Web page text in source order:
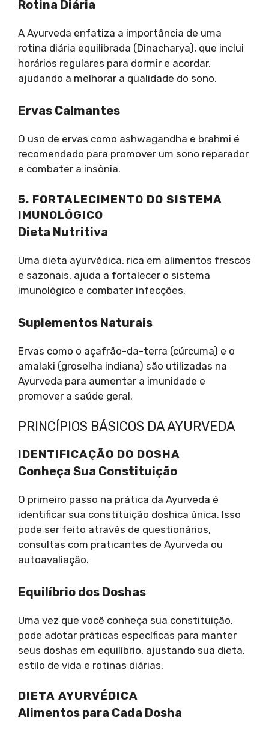
Rotina Diária
A Ayurveda enfatiza a importância de uma
rotina diária equilibrada (Dinacharya), que inclui
horários regulares para dormir e acordar,
ajudando a melhorar a qualidade do sono.
Ervas Calmantes
O uso de ervas como ashwagandha e brahmi é
recomendado para promover um sono reparador
e combater a insônia.
5. FORTALECIMENTO DO SISTEMA
IMUNOLÓGICO
Dieta Nutritiva
Uma dieta ayurvédica, rica em alimentos frescos
e sazonais, ajuda a fortalecer o sistema
imunológico e combater infecções.
Suplementos Naturais
Ervas como o açafrão-da-terra (cúrcuma) e o
amalaki (groselha indiana) são utilizadas na
Ayurveda para aumentar a imunidade e
promover a saúde geral.
PRINCÍPIOS BÁSICOS DA AYURVEDA
IDENTIFICAÇÃO DO DOSHA
Conheça Sua Constituição
O primeiro passo na prática da Ayurveda é
identificar sua constituição doshica única. Isso
pode ser feito através de questionários,
consultas com praticantes de Ayurveda ou
autoavaliação.
Equilíbrio dos Doshas
Uma vez que você conheça sua constituição,
pode adotar práticas específicas para manter
seus doshas em equilíbrio, ajustando sua dieta,
estilo de vida e rotinas diárias.
DIETA AYURVÉDICA
Alimentos para Cada Dosha